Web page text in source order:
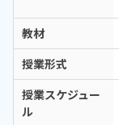
教材
授業形式
授業スケジュー
ル